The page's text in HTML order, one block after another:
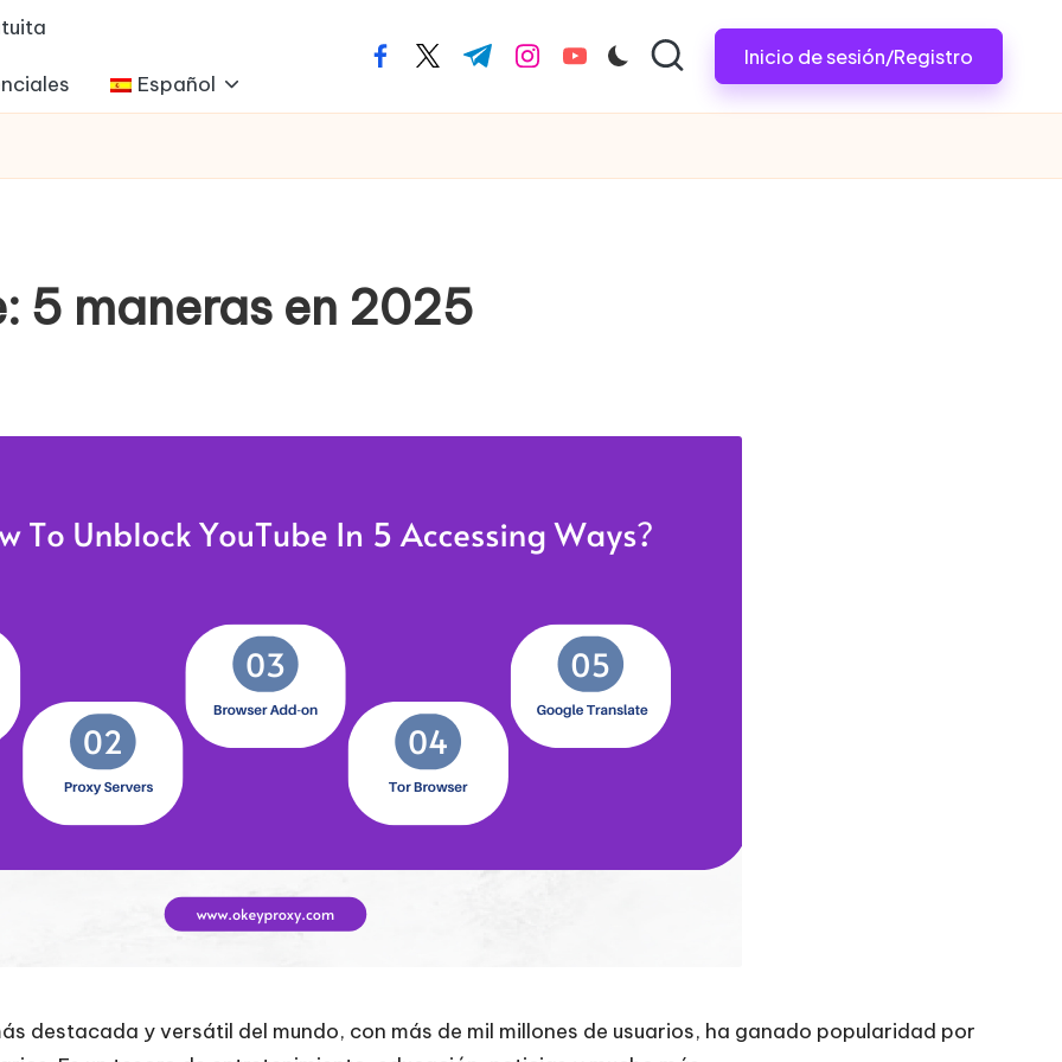
Español
facebook.com
twitter.com
t.me instagram.com
youtube.com Inicio de sesión/Registro
5 maneras en 2025
destacada y versátil del mundo, con más de mil millones de usuarios, ha ganado popularidad por